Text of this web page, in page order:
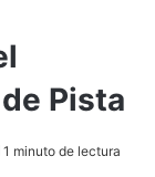
Pista
1 minuto de lectura